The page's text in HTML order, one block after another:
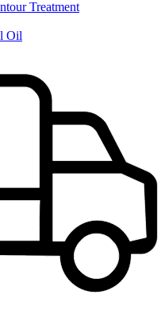
Treatment
Oil